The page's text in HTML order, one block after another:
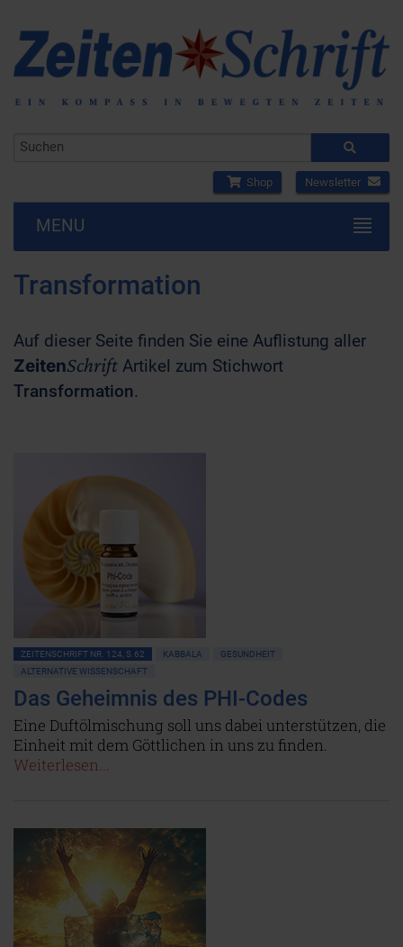
Shop Newsletter
MENU
Transformation
Auf dieser Seite finden Sie eine Auflistung aller
ZeitenSchrift Artikel zum Stichwort
Transformation.
ZEITENSCHRIFT NR. 124, S.62 KABBALA
GESUNDHEIT
ALTERNATIVE WISSENSCHAFT
Das Geheimnis des PHI-Codes
Eine Duftölmischung soll uns dabei unterstützen, die
Einheit mit dem Göttlichen in uns zu finden.
Weiterlesen...